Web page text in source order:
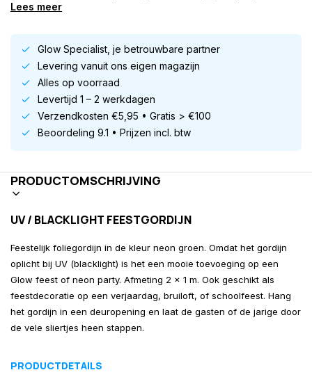
Lees meer
Glow Specialist, je betrouwbare partner
Levering vanuit ons eigen magazijn
Alles op voorraad
Levertijd 1 – 2 werkdagen
Verzendkosten €5,95 • Gratis > €100
Beoordeling 9.1 • Prijzen incl. btw
PRODUCTOMSCHRIJVING
UV / BLACKLIGHT FEESTGORDIJN
Feestelijk foliegordijn in de kleur neon groen. Omdat het gordijn
oplicht bij UV (blacklight) is het een mooie toevoeging op een
Glow feest of neon party. Afmeting 2 x 1 m. Ook geschikt als
feestdecoratie op een verjaardag, bruiloft, of schoolfeest. Hang
het gordijn in een deuropening en laat de gasten of de jarige door
de vele sliertjes heen stappen.
PRODUCTDETAILS